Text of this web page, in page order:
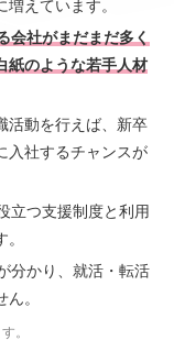
えています。
会社がまだまだ多く
紙のような若手人材
活動を行えば、新卒
入社するチャンスが
立つ支援制度と利用
分かり、就活・転活
。
。